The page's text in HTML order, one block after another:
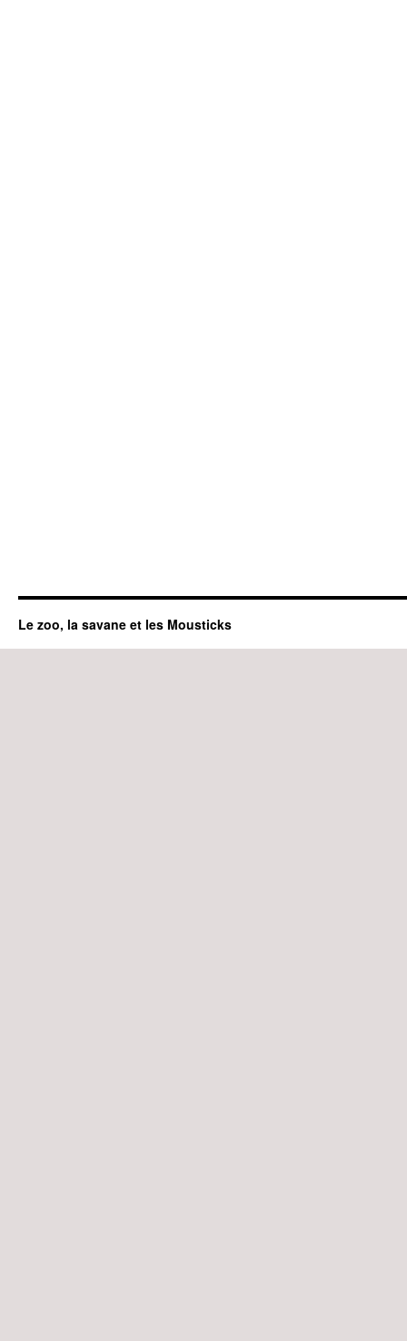
Le zoo, la savane et les Mousticks